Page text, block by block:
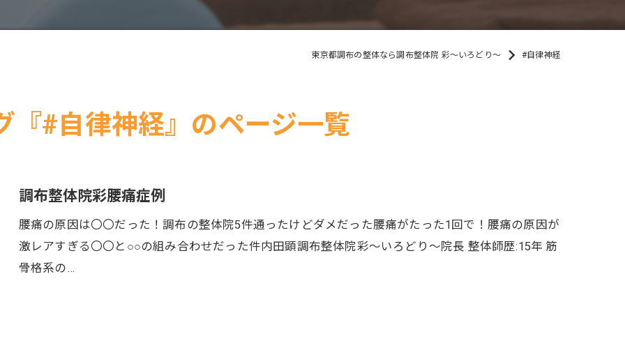
東京都調布の整体なら調布整体院 彩～いろどり～ #自律神経
『#自律神経』のページ一覧
調布整体院彩腰痛症例
腰痛の原因は〇〇だった！調布の整体院5件通ったけどダメだった腰痛がたった1回で！腰痛の原因が
激レアすぎる〇〇と○○の組み合わせだった件内田顕調布整体院彩～いろどり～院長 整体師歴:15年 筋
骨格系の…